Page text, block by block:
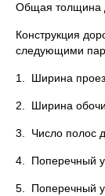
Общая толщина
Конструкция
следующими
1. Ширина
2.
3. Число
4. Поперечный
5.